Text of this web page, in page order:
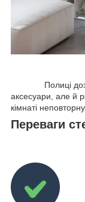
Полиці
аксесуари, але й
кімнаті
Переваги